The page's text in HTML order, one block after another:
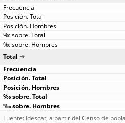
Total
Fuente: Idescat, a partir del Censo de